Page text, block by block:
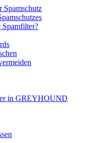
Spamschutz
Spamfilter?
in GREYHOUND